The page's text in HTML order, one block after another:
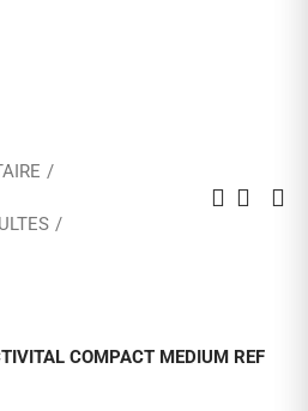
COMPACT MEDIUM REF